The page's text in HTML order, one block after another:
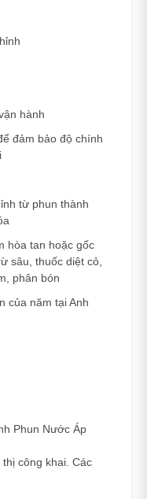
hành
đảm bảo độ chính
từ phun thành
hòa tan hoặc gốc
sâu, thuốc diệt cỏ,
phân bón
của năm tại Anh
Phun Nước Áp
công khai. Các